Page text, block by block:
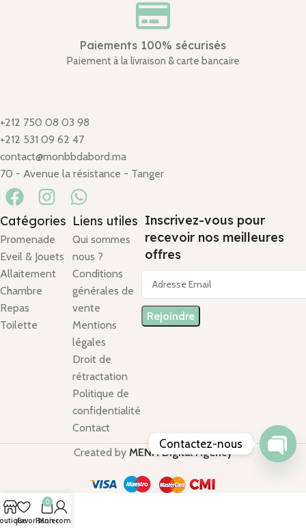
Paiements 100% sécurisés
Paiement à la livraison & carte bancaire
+212 750 08 03 98
+212 531 09 62 47
contact@monbbdabord.ma
70 - Avenue la résistance - Tanger
Catégories
Promenade
Eveil & Jouets
Allaitement
Chambre
Repas
Toilette
Liens utiles
Qui sommes
nous ?
Conditions
générales de
vente
Mentions
légales
Droit de
rétractation
Politique de
confidentialité
Contact
Inscrivez-vous pour
recevoir nos meilleures
offres
Created by MENA Digital Agency
Favoris
0
Panier
Mon compte
Contactez-nous